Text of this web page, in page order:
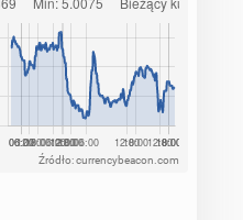
Źródło: currencybeacon.com